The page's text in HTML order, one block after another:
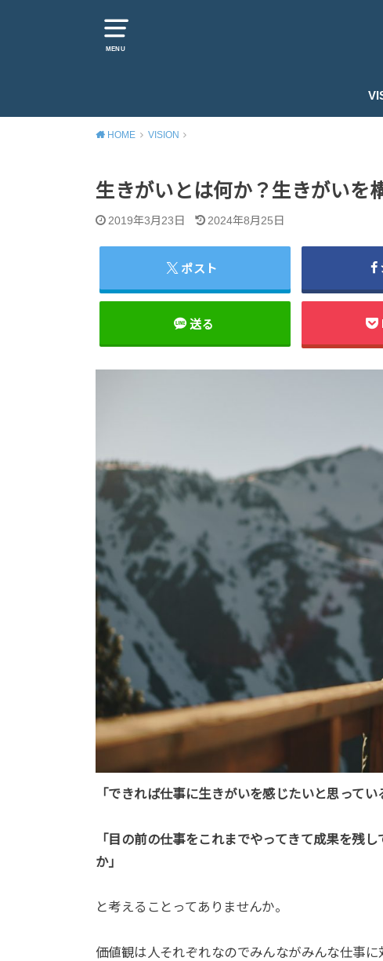
MENU
HOME VISION
生きがいとは何か？生きがいを
2019年3月23日 2024年8月25日
ポスト
送る
「できれば仕事に生きがいを感じたいと思って
「目の前の仕事をこれまでやってきて成果を残
か」
と考えることってありませんか。
価値観は人それぞれなのでみんながみんな仕事